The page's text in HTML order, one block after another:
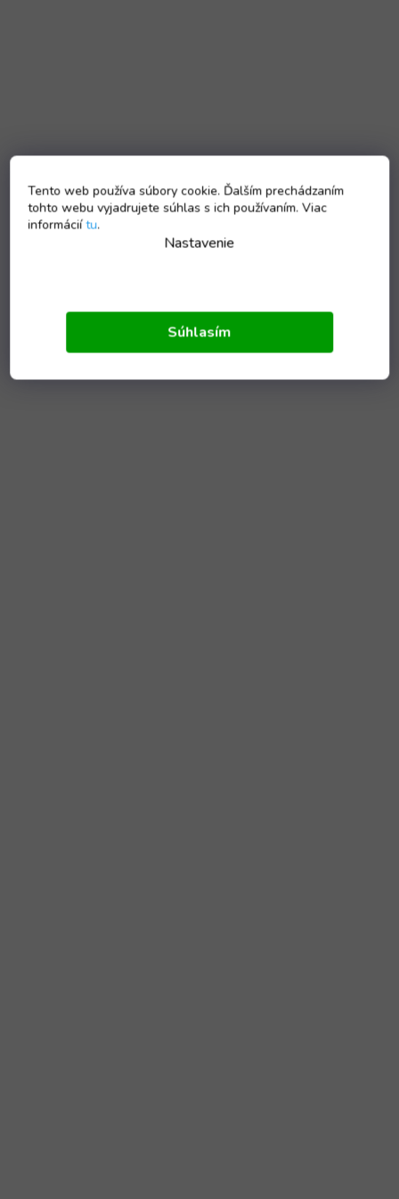
Tento web používa súbory cookie. Ďalším prechádzaním
tohto webu vyjadrujete súhlas s ich používaním. Viac
informáciítu.
Nastavenie
Súhlasím